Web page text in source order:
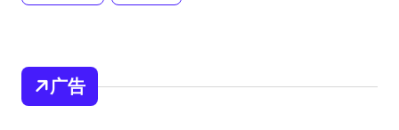
广告